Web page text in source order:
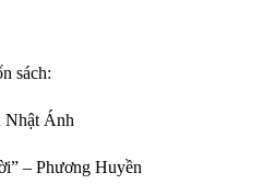
sách:
Nhật Ánh
– Phương Huyền